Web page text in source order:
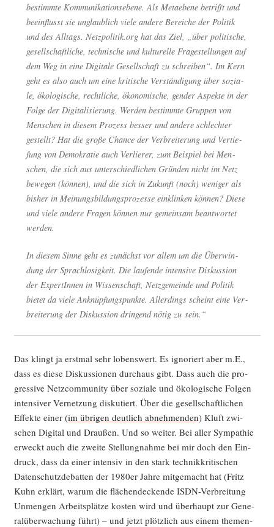
bestimm­te Kom­mu­ni­ka­ti­ons­ebe­ne. Als Meta­ebe­ne betrifft und
beein­flusst sie unglaub­lich vie­le ande­re Berei­che der Poli­tik
und des All­tags. Netzpolitik.org hat das Ziel, „über poli­ti­sche,
gesell­schaft­li­che, tech­ni­sche und kul­tu­rel­le Fra­ge­stel­lun­gen auf
dem Weg in eine Digi­ta­le Gesell­schaft zu schrei­ben“. Im Kern
geht es also auch um eine kri­ti­sche Ver­stän­di­gung über sozia­
le, öko­lo­gi­sche, recht­li­che, öko­no­mi­sche, gen­der Aspek­te in der
Fol­ge der Digi­ta­li­sie­rung. Wer­den bestimm­te Grup­pen von
Men­schen in die­sem Pro­zess bes­ser und ande­re schlech­ter
gestellt? Hat die gro­ße Chan­ce der Ver­brei­te­rung und Ver­tie­
fung von Demo­kra­tie auch Ver­lie­rer, zum Bei­spiel bei Men­
schen, die sich aus unter­schied­li­chen Grün­den nicht im Netz
bewe­gen (kön­nen), und die sich in Zukunft (noch) weni­ger als
bis­her in Mei­nungs­bil­dungs­pro­zes­se ein­klin­ken kön­nen? Die­se
und vie­le ande­re Fra­gen kön­nen nur gemein­sam beant­wor­tet
werden.
In die­sem Sin­ne geht es zunächst vor allem um die Über­win­
dung der Sprach­lo­sig­keit. Die lau­fen­de inten­si­ve Dis­kus­si­on
der Exper­tIn­nen in Wis­sen­schaft, Netz­ge­mein­de und Poli­tik
bie­tet da vie­le Anknüp­fungs­punk­te. Aller­dings scheint eine Ver­
brei­te­rung der Dis­kus­si­on drin­gend nötig zu sein.“
Das klingt ja erst­mal sehr lobens­wert. Es igno­riert aber m.E.,
dass es die­se Dis­kus­sio­nen durch­aus gibt. Dass auch die pro­
gres­si­ve Netz­com­mu­ni­ty über sozia­le und öko­lo­gi­sche Fol­gen
inten­si­ver Ver­net­zung dis­ku­tiert. Über die gesell­schaft­li­chen
Effek­te einer (im übri­gen deut­lich abneh­men­den)Kluft zwi­
schen Digi­tal und Drau­ßen. Und so wei­ter. Bei aller Sym­pa­thie
erweckt auch die zwei­te Stel­lung­nah­me bei mir doch den Ein­
druck, dass da einer inten­siv in den stark tech­nik­kri­ti­schen
Daten­schutz­de­bat­ten der 1980er Jah­re mit­ge­macht hat (Fritz
Kuhn erklärt, war­um die flä­chen­de­cken­de ISDN-Ver­brei­tung
Unmen­gen Arbeits­plät­ze kos­ten wird und über­haupt zur Gene­
ral­über­wa­chung führt) – und jetzt plötz­lich aus einem the­men­